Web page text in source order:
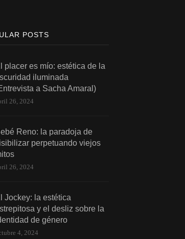
POSTS
placer es mío: estética de la
iluminada
a Sacha Amaral)
26, 2024
Reno: la paradoja de
perpetuando viejos
26, 2024
Jockey: la estética
y el desliz sobre la
de género
4, 2024